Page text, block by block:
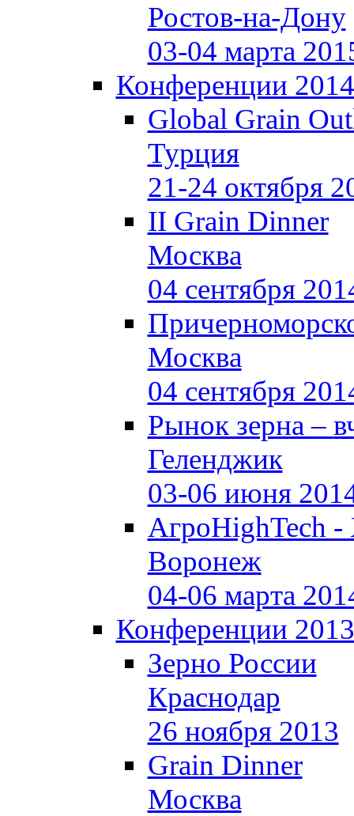
Ростов-на-Дону
03-04 марта
Конференции 2014
Global Grain
Турция
21-24 октября
II Grain Dinner
Москва
04 сентября
Москва
04 сентября
Рынок зерна –
Геленджик
03-06 июня
АгроHighTech
Воронеж
04-06 марта
Конференции 2013
Зерно России
Краснодар
26 ноября 2013
Grain Dinner
Москва